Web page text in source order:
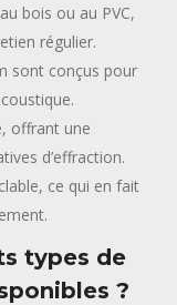
bois ou au PVC,
régulier.
sont conçus pour
offrant une
d’effraction.
ce qui en fait
types de
?